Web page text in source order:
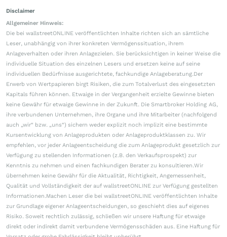
Disclaimer
Allgemeiner Hinweis:
Die bei wallstreetONLINE veröffentlichten Inhalte richten sich an sämtliche
Leser, unabhängig von ihrer konkreten Vermögenssituation, ihrem
Anlageverhalten oder ihren Anlagezielen. Sie berücksichtigen in keiner Weise die
individuelle Situation des einzelnen Lesers und ersetzen keine auf seine
individuellen Bedürfnisse ausgerichtete, fachkundige Anlageberatung.Der
Erwerb von Wertpapieren birgt Risiken, die zum Totalverlust des eingesetzten
Kapitals führen können. Etwaige in der Vergangenheit erzielte Gewinne bieten
keine Gewähr für etwaige Gewinne in der Zukunft. Die Smartbroker Holding AG,
ihre verbundenen Unternehmen, ihre Organe und ihre Mitarbeiter (nachfolgend
auch „wir“ bzw. „uns“) sichern weder explizit noch implizit eine bestimmte
Kursentwicklung von Anlageprodukten oder Anlageproduktklassen zu. Wir
empfehlen, vor jeder Anlageentscheidung die zum Anlageprodukt gesetzlich zur
Verfügung zu stellenden Informationen (z.B. den Verkaufsprospekt) zur
Kenntnis zu nehmen und einen fachkundigen Berater zu konsultieren.Wir
übernehmen keine Gewähr für die Aktualität, Richtigkeit, Angemessenheit,
Qualität und Vollständigkeit der auf wallstreetONLINE zur Verfügung gestellten
Informationen.Machen Leser die bei wallstreetONLINE veröffentlichten Inhalte
zur Grundlage eigener Anlageentscheidungen, so geschieht dies auf eigenes
Risiko. Soweit rechtlich zulässig, schließen wir unsere Haftung für etwaige
direkt oder indirekt damit verbundene Vermögensschäden aus. Eine Haftung für